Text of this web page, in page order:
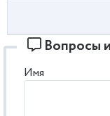
Вопросы
Имя